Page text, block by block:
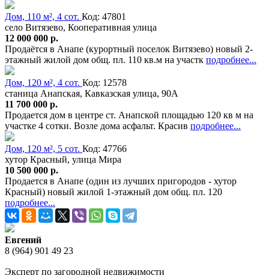
Дом, 110 м², 4 сот. Код: 47801
село Витязево, Кооперативная улица
12 000 000 р.
Продаётся в Анапе (курортный поселок Витязево) новый 2-
этажный жилой дом общ. пл. 110 кв.м на участк подробнее...
Дом, 120 м², 4 сот. Код: 12578
станица Анапская, Кавказская улица, 90А
11 700 000 р.
Продается дом в центре ст. Анапской площадью 120 кв м на
участке 4 сотки. Возле дома асфальт. Красив подробнее...
Дом, 120 м², 5 сот. Код: 47766
хутор Красный, улица Мира
10 500 000 р.
Продается в Анапе (один из лучших пригородов - хутор
Красный) новый жилой 1-этажный дом общ. пл. 120
подробнее...
Евгений
8 (964) 901 49 23
Эксперт по загородной недвижимости